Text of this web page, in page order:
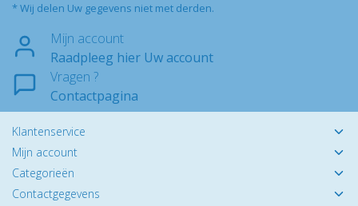
* Wij delen Uw gegevens niet met derden.
Mijn account
Raadpleeg hier Uw account
Vragen ?
Contactpagina
Klantenservice
Mijn account
Categorieën
Contactgegevens